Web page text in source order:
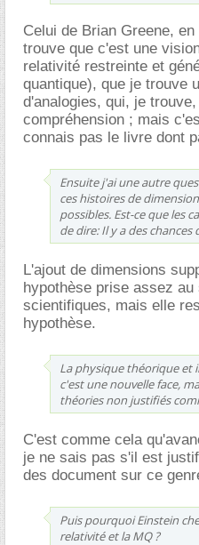
Celui de Brian Greene,
trouve que c'est une
relativité restreinte et
quantique), que je trouve
d'analogies, qui, je
compréhension ; mais
connais pas le livre dont
Ensuite j'ai une autre
ces histoires de
possibles. Est-ce que les
de dire: Il y a des chances
L'ajout de dimensions
hypothèse prise assez
scientifiques, mais elle
hypothèse.
La physique théorique et
c'est une nouvelle face,
théories non justifiés
C'est comme cela
je ne sais pas s'il est
des document sur ce
Puis pourquoi Einstein
relativité et la MQ ?